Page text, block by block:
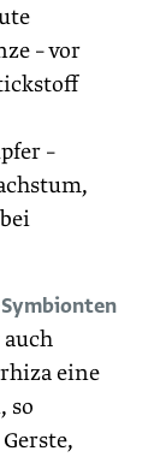
– vor
–
eine
so